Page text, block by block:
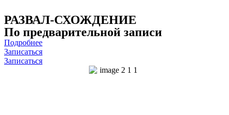
РАЗВАЛ-СХОЖДЕНИЕ
По предварительной записи
Подробнее
Записаться
Записаться